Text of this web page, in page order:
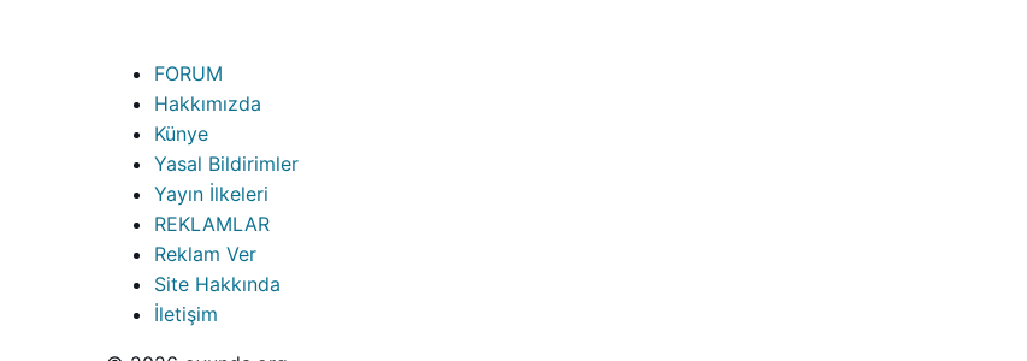
FORUM
Hakkımızda
Künye
Yasal Bildirimler
Yayın İlkeleri
REKLAMLAR
Reklam Ver
Site Hakkında
İletişim